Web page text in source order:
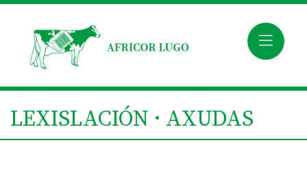
LEXISLACIÓN · AXUDAS